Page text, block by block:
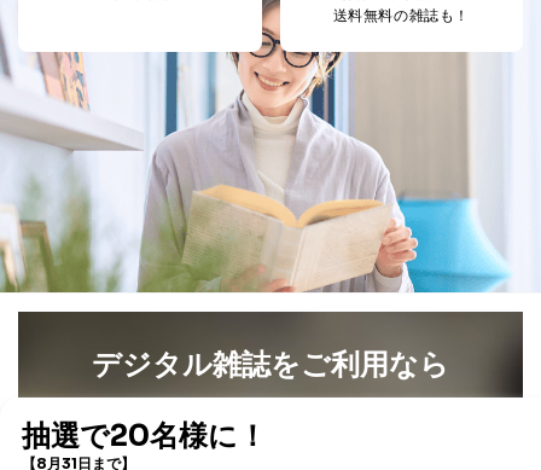
ル等による商品、
サービス、キャンペーン等の広告
に関するご案内のため
7
SNS公式アカウン
トに登録された方
の個人情報
当社のサービス利用状況の把握お
よびその分析のため
お問い合わせ対応、トラブル対
処、オペレーター教育など応対品
質向上のため
その他当社のプライバシーポリシ
ー等にて公表する利用目的達成の
ため
※上記の利用目的のうちNo.1～5については保有個人デ
なお、6、7については、パートナー（提携企業）様又は
各SNS運営会社様にご請求いただきますようお願い致し
ます。
３．個人情報の第三者提供について
送料無料の雑誌も！
デジタル雑誌をご利用なら
書籍）が無料で読み放題！